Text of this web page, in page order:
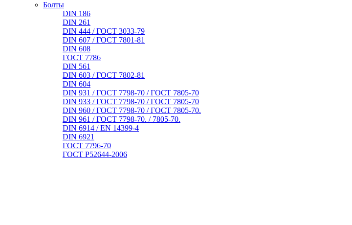
Болты
DIN 186
DIN 261
DIN 444 / ГОСТ 3033-79
DIN 607 / ГОСТ 7801-81
DIN 608
ГОСТ 7786
DIN 561
DIN 603 / ГОСТ 7802-81
DIN 604
DIN 931 / ГОСТ 7798-70 / ГОСТ 7805-70
DIN 933 / ГОСТ 7798-70 / ГОСТ 7805-70
DIN 960 / ГОСТ 7798-70 / ГОСТ 7805-70.
DIN 961 / ГОСТ 7798-70. / 7805-70.
DIN 6914 / EN 14399-4
DIN 6921
ГОСТ 7796-70
ГОСТ Р52644-2006